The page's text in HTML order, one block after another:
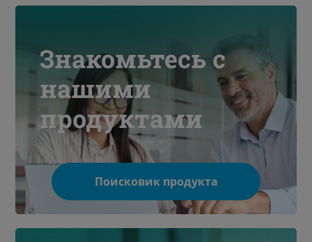
Знакомьтесь с
нашими
продуктами
Поисковик продукта